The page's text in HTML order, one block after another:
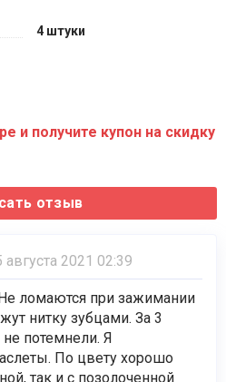
4 штуки
и получите купон на скидку
августа 2021 02:39
ломаются при зажимании
нитку зубцами. За 3
потемнели. Я
По цвету хорошо
так и с позолоченной